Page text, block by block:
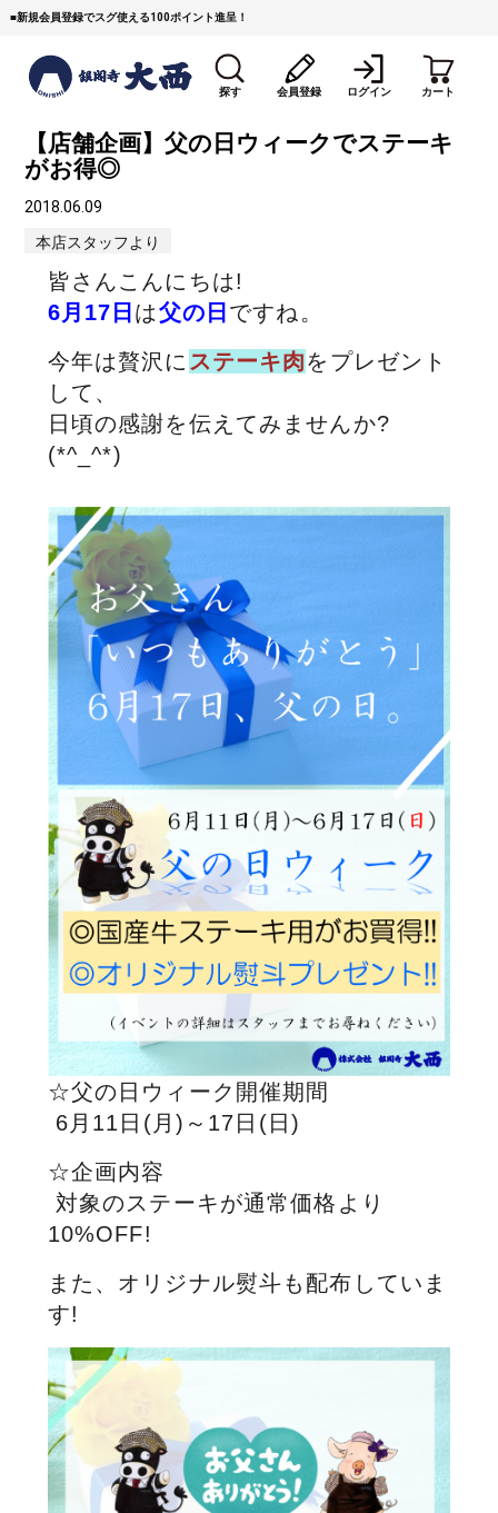
■新規会員登録でスグ使える100ポイント進呈！
探す
すき焼き
しゃぶしゃぶ コマ切れミンチ ローストビーフ
焼豚など（豚肉の加工
品）
牛丼など（牛肉の加工
品）
カレー・コロッケ・ハン
バーグ
サステナブル・和牛
（熟）
会員登録 ログイン カート
【店舗企画】父の日ウィークでステーキ
がお得◎
2018.06.09
本店スタッフより
皆さんこんにちは!
6月17日 は父の日 ですね。
今年は贅沢に ステーキ肉をプレゼント
して、
日頃の感謝を伝えてみませんか?
(*^_^*)
☆父の日ウィーク開催期間
6月11日(月)～17日(日)
☆企画内容
対象のステーキが通常価格より
10%OFF!
また、オリジナル熨斗も配布していま
す!